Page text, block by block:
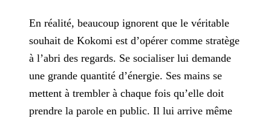
En réalité, beaucoup ignorent que le véritable
souhait de Kokomi est d’opérer comme stratège
à l’abri des regards. Se socialiser lui demande
une grande quantité d’énergie. Ses mains se
mettent à trembler à chaque fois qu’elle doit
prendre la parole en public. Il lui arrive même